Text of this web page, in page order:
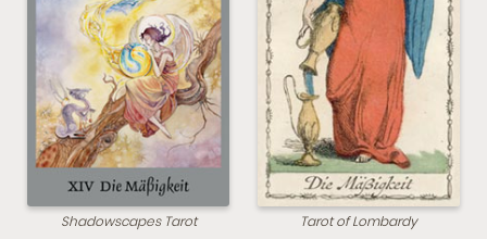
Shadowscapes Tarot Tarot of Lombardy